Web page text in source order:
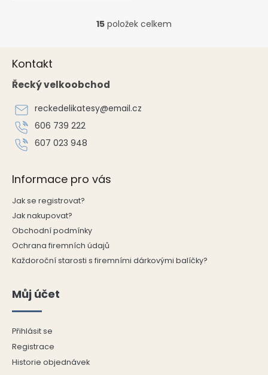
O
í
15 položek celkem
Kontakt
Řecký velkoobchod
reckedelikatesy@email.cz
606 739 222
607 023 948
Informace pro vás
Jak se registrovat?
Jak nakupovat?
Obchodní podmínky
Ochrana firemních údajů
Každoroční starosti s firemními dárkovými balíčky?
Můj účet
Přihlásit se
Registrace
Historie objednávek